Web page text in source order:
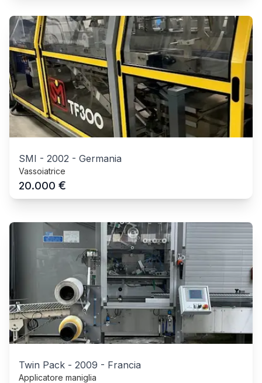
SMI - 2002 - Germania
Vassoiatrice
20.000 €
Twin Pack - 2009 - Francia
Applicatore maniglia